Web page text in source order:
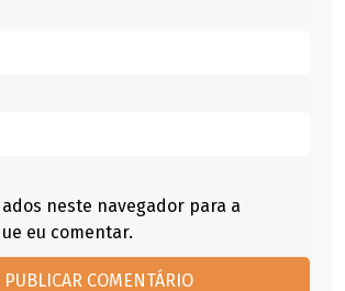
neste navegador para a
eu comentar.